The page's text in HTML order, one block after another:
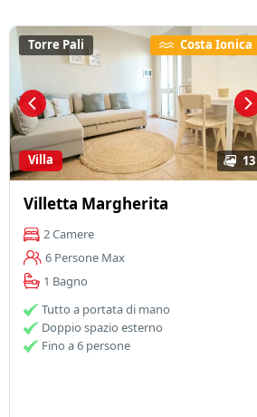
13
Torre Pali Costa Ionica
Villa
Villetta Margherita
2 Camere
6 Persone Max
1 Bagno
Tutto a portata di mano
Doppio spazio esterno
Fino a 6 persone